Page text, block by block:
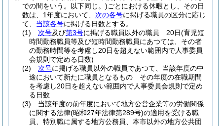
での間をいう。以下同じ。)ごとにおける休暇とし、その日
数は、1年度において、 次の各号に掲げる職員の区分に応じ
て、 当該各号に掲げる日数とする。
(1)
次号及び第3号に掲げる職員以外の職員 20日(育児短
時間勤務職員等及び短時間勤務職員にあつては、その者
の勤務時間等を考慮し20日を超えない範囲内で人事委員
会規則で定める日数)
(2)
次号に掲げる職員以外の職員であつて、当該年度の中
途において新たに職員となるもの その年度の在職期間
を考慮し20日を超えない範囲内で人事委員会規則で定め
る日数
(3)
当該年度の前年度において地方公営企業等の労働関係
に関する法律(昭和27年法律第289号)の適用を受ける職
員、特別職に属する地方公務員、本市以外の地方公共団